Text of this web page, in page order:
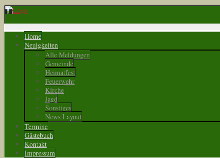
Home
Neuigkeiten
Alle Meldungen
Gemeinde
Heimatfest
Feuerwehr
Kirche
Jagd
Sonstiges
News Layout
Termine
Gästebuch
Kontakt
Impressum